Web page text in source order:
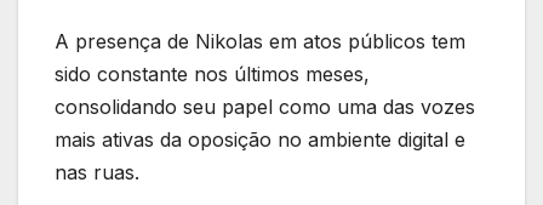
A presença de Nikolas em atos públicos tem
sido constante nos últimos meses,
consolidando seu papel como uma das vozes
mais ativas da oposição no ambiente digital e
nas ruas.